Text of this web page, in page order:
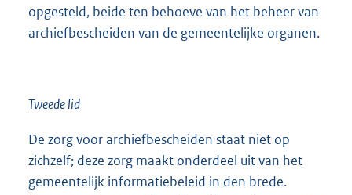
opgesteld, beide ten behoeve van het beheer van
archiefbescheiden van de gemeentelijke organen.
Tweede lid
De zorg voor archiefbescheiden staat niet op
zichzelf; deze zorg maakt onderdeel uit van het
gemeentelijk informatiebeleid in den brede.